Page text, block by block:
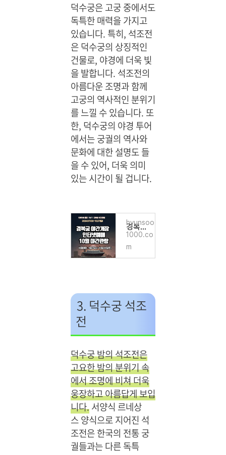
덕수궁은 고궁 중에서도
독특한 매력을 가지고
있습니다. 특히, 석조전
은 덕수궁의 상징적인
건물로, 야경에 더욱 빛
을 발합니다. 석조전의
아름다운 조명과 함께
고궁의 역사적인 분위기
를 느낄 수 있습니다. 또
한, 덕수궁의 야경 투어
에서는 궁궐의 역사와
문화에 대한 설명도 들
을 수 있어, 더욱 의미
있는 시간이 될 겁니다.
경복궁 야간개장 인터넷예매 10월 야간관람 경복궁 주요명소
hyunsoo
1000.co
m
3. 덕수궁 석조
전
덕수궁 밤의 석조전은
고요한 밤의 분위기 속
에서 조명에 비쳐 더욱
웅장하고 아름답게 보입
니다.서양식 르네상
스 양식으로 지어진 석
조전은 한국의 전통 궁
궐들과는 다른 독특